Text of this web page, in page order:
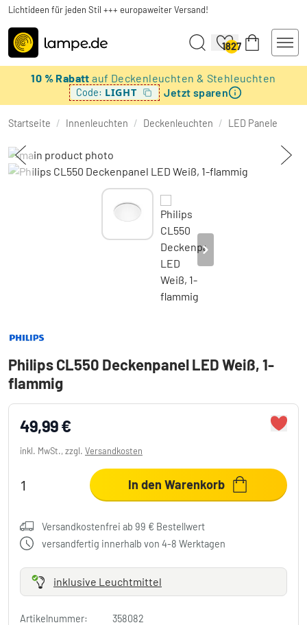
Lichtideen für jeden Stil +++ europaweiter Versand!
1827
10 % Rabattauf Deckenleuchten & Stehleuchten
Code: LIGHT Jetzt sparen
Startseite / Innenleuchten / Deckenleuchten / LED Panele
Philips CL550 Deckenpanel LED Weiß, 1-
flammig
49,99 €
inkl. MwSt., zzgl. Versandkosten
In den Warenkorb
Versandkostenfrei ab 99 € Bestellwert
versandfertig innerhalb von 4-8 Werktagen
inklusive Leuchtmittel
Artikelnummer:
358082